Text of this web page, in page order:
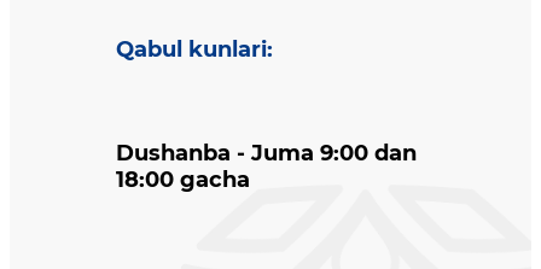
Qabul kunlari:
Dushanba - Juma 9:00 dan
18:00 gacha